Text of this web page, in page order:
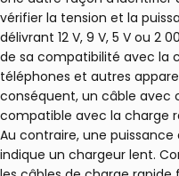
vérifier la tension et la
délivrant 12 V, 9 V, 5 V ou 2
de sa compatibilité avec la
téléphones et autres
conséquent, un câble avec
compatible avec la charge
Au contraire, une puissance
indique un chargeur lent.